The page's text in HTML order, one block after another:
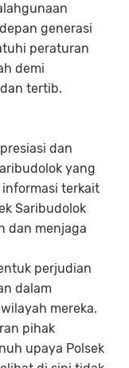
generasi
peraturan
demi
tertib.
dan
yang
terkait
Saribudolok
dan menjaga
perjudian
dalam
mereka.
pihak
upaya Polsek